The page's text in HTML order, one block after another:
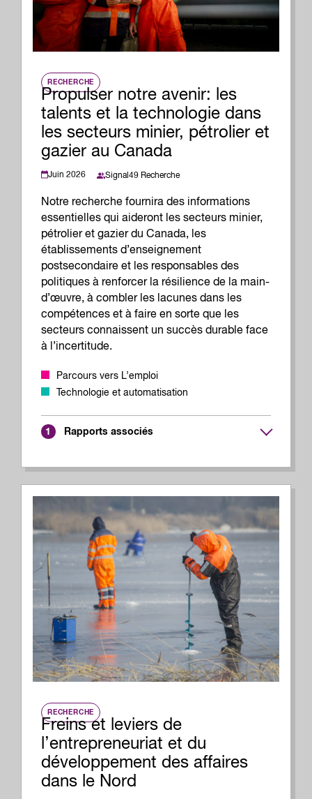
RECHERCHE
Propulser notre avenir: les
talents et la technologie dans
les secteurs minier, pétrolier et
gazier au Canada
Juin 2026 Signal49 Recherche
Notre recherche fournira des informations
essentielles qui aideront les secteurs minier,
pétrolier et gazier du Canada, les
établissements d’enseignement
postsecondaire et les responsables des
politiques à renforcer la résilience de la main-
d’œuvre, à combler les lacunes dans les
compétences et à faire en sorte que les
secteurs connaissent un succès durable face
à l’incertitude.
Parcours vers L’emploi
Technologie et automatisation
1 Rapports associés
RECHERCHE
Freins et leviers de
l’entrepreneuriat et du
développement des affaires
dans le Nord